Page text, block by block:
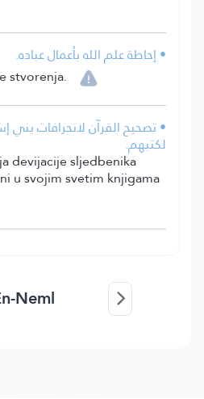
• إحاطة علم الله بأعمال عباده.
stvorenja.
• تصحيح القرآن لانحرافات بني
لكتبهم.
devijacije sljedbenika
u svojim svetim knjigama
Neml